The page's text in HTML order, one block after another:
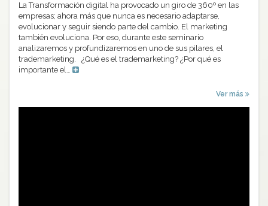
La Transformación digital ha provocado un giro de 360º en las
empresas; ahora más que nunca es necesario adaptarse,
evolucionar y seguir siendo parte del cambio. El marketing
también evoluciona. Por eso, durante este seminario
analizaremos y profundizaremos en uno de sus pilares, el
trademarketing. ¿Qué es el trademarketing? ¿Por qué es
importante el…
Ver más